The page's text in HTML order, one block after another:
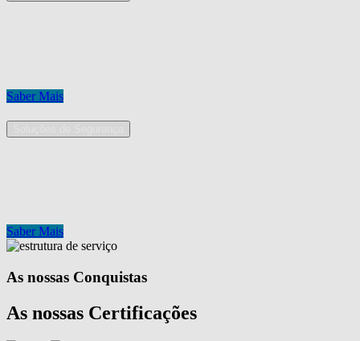
Saber Mais
Saber Mais
As nossas Conquistas
As nossas Certificações